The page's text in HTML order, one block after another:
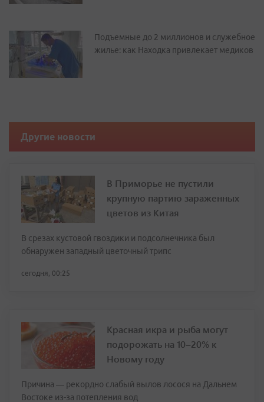
Подъемные до 2 миллионов и служебное
жилье: как Находка привлекает медиков
Другие новости
В Приморье не пустили
крупную партию зараженных
цветов из Китая
В срезах кустовой гвоздики и подсолнечника был
обнаружен западный цветочный трипс
сегодня, 00:25
Красная икра и рыба могут
подорожать на 10–20% к
Новому году
Причина — рекордно слабый вылов лосося на Дальнем
Востоке из-за потепления вод